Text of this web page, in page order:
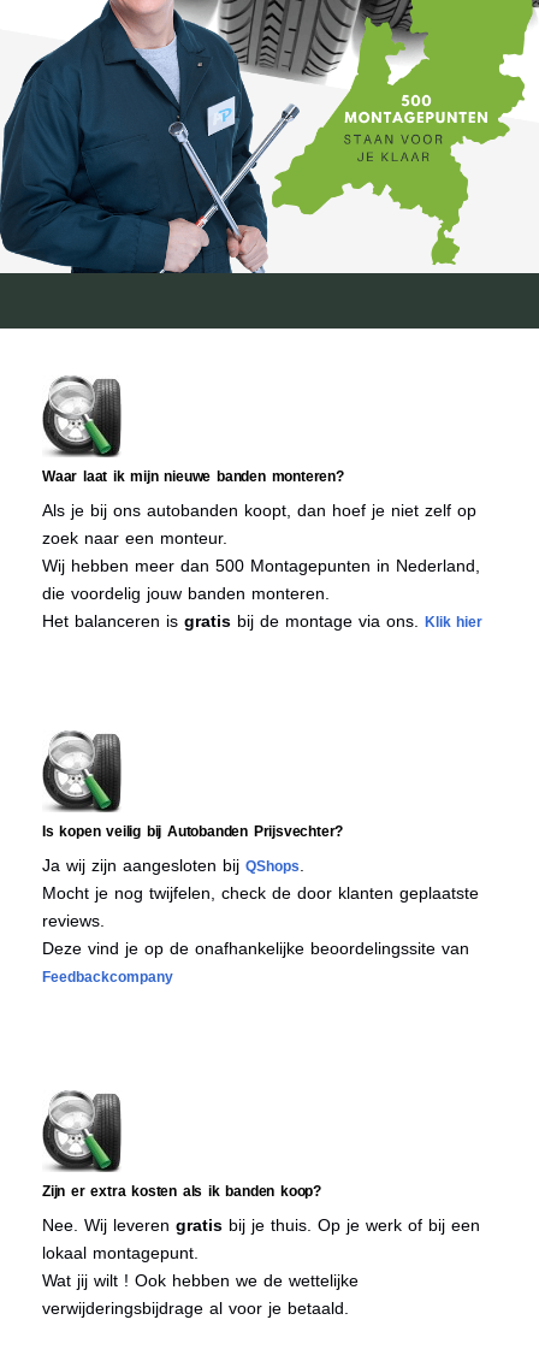
Waar laat ik mijn nieuwe banden monteren?
Als je bij ons autobanden koopt, dan hoef je niet zelf op
zoek naar een monteur.
Wij hebben meer dan 500 Montagepunten in Nederland,
die voordelig jouw banden monteren.
Het balanceren is gratis bij de montage via ons. Klik hier
Is kopen veilig bij Autobanden Prijsvechter?
Ja wij zijn aangesloten bij QShops
Mocht je nog twijfelen, check de door klanten geplaatste
reviews.
Deze vind je op de onafhankelijke beoordelingssite van
Feedbackcompany
Zijn er extra kosten als ik banden koop?
Nee. Wij leveren gratis bij je thuis. Op je werk of bij een
lokaal montagepunt.
Wat jij wilt ! Ook hebben we de wettelijke
verwijderingsbijdrage al voor je betaald.